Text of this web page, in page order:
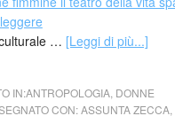
… [Leggi di più...]
IN:ANTROPOLOGIA, DONNE
CON:ASSUNTA ZECCA,